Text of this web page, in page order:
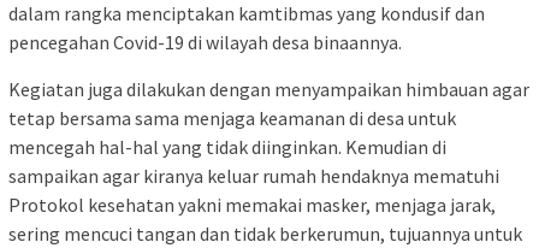
dalam rangka menciptakan kamtibmas yang kondusif dan
pencegahan Covid-19 di wilayah desa binaannya.
Kegiatan juga dilakukan dengan menyampaikan himbauan agar
tetap bersama sama menjaga keamanan di desa untuk
mencegah hal-hal yang tidak diinginkan. Kemudian di
sampaikan agar kiranya keluar rumah hendaknya mematuhi
Protokol kesehatan yakni memakai masker, menjaga jarak,
sering mencuci tangan dan tidak berkerumun, tujuannya untuk